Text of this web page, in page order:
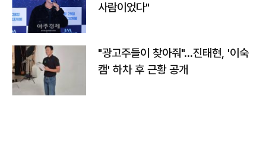
사람이었다"
"광고주들이 찾아줘"…진태현, '이숙
캠' 하차 후 근황 공개